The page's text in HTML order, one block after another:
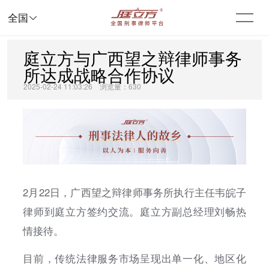
全国 
庭立方与广西望之辩律师事务
所达成战略合作协议
2025-02-24 11:03:26 浏览量：630
2月22日，广西望之辩律师事务所执行主任韦皖子
律师到庭立方签约交流。庭立方副总经理刘畅热
情接待。
目前，传统法律服务市场呈现出单一化、地区化